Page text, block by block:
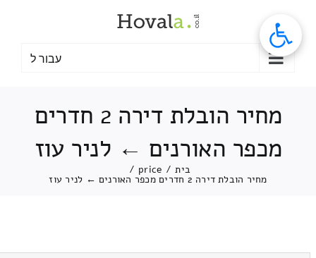
עבור ל
מחיר הובלת דירה 2 חדרים
מכפר האורנים ← לניר עוז
בית /
price
/
מחיר הובלת דירה 2 חדרים מכפר האורנים ← לניר עוז